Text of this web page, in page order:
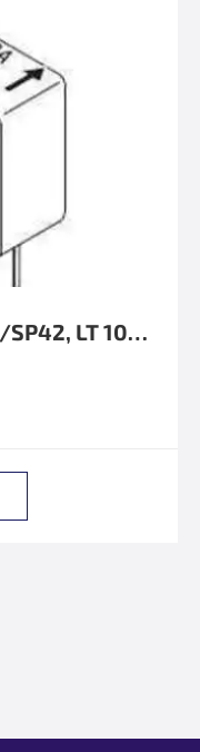
SC6PPR - 100A (LT 100-P/SP42, LT 100-P/SP68 LEM ФУНКЦИОНАЛЬНЫЙ АНАЛОГ)